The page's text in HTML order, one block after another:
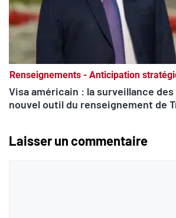
Renseignements - Anticipation
Visa américain : la surveillance
nouvel outil du renseignement de
Laisser un commentaire